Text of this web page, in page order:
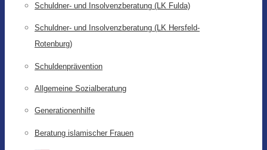
Schuldner- und Insolvenzberatung (LK Fulda)
Schuldner- und Insolvenzberatung (LK Hersfeld-
Rotenburg)
Schuldenprävention
Allgemeine Sozialberatung
Generationenhilfe
Beratung islamischer Frauen